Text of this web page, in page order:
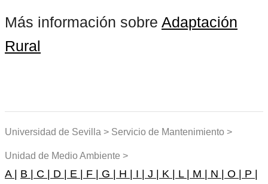
Más información sobre Adaptación
Rural
Universidad de Sevilla > Servicio de Mantenimiento >
Unidad de Medio Ambiente >
A | B | C | D | E | F | G | H | I | J | K | L | M | N | O | P |